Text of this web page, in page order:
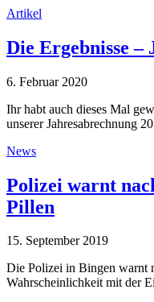
Artikel
Die Ergebnisse –
6. Februar 2020
Ihr habt auch dieses Mal
unserer Jahresabrechnung
News
Polizei warnt
Pillen
15. September 2019
Die Polizei in Bingen warnt
Wahrscheinlichkeit mit der